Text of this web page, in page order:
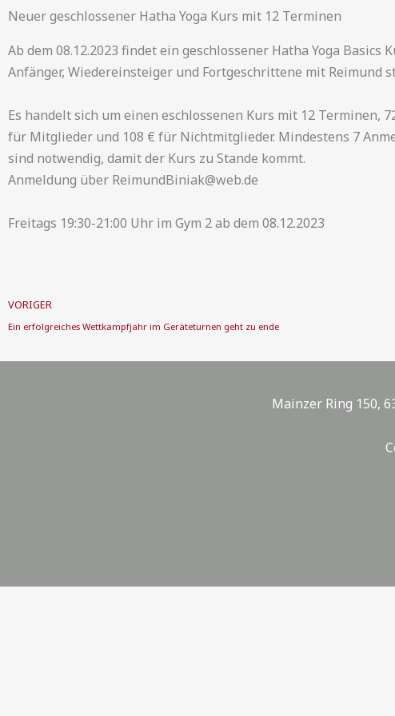
Zum
springen
Neuer geschlossener Hatha Yoga Kurs mit 12 Terminen
Ab dem 08.12.2023 findet ein geschlossener Hatha Yoga Basics
Anfänger, Wiedereinsteiger und Fortgeschrittene mit Reimund
Es handelt sich um einen eschlossenen Kurs mit 12 Terminen,
für Mitglieder und 108 € für Nichtmitglieder. Mindestens 7
sind notwendig, damit der Kurs zu Stande kommt.
Anmeldung über ReimundBiniak@web.de
Freitags 19:30-21:00 Uhr im Gym 2 ab dem 08.12.2023
Zurück
VORIGER
Ein erfolgreiches Wettkampfjahr im Geräteturnen geht zu ende
Mainzer Ring 150,